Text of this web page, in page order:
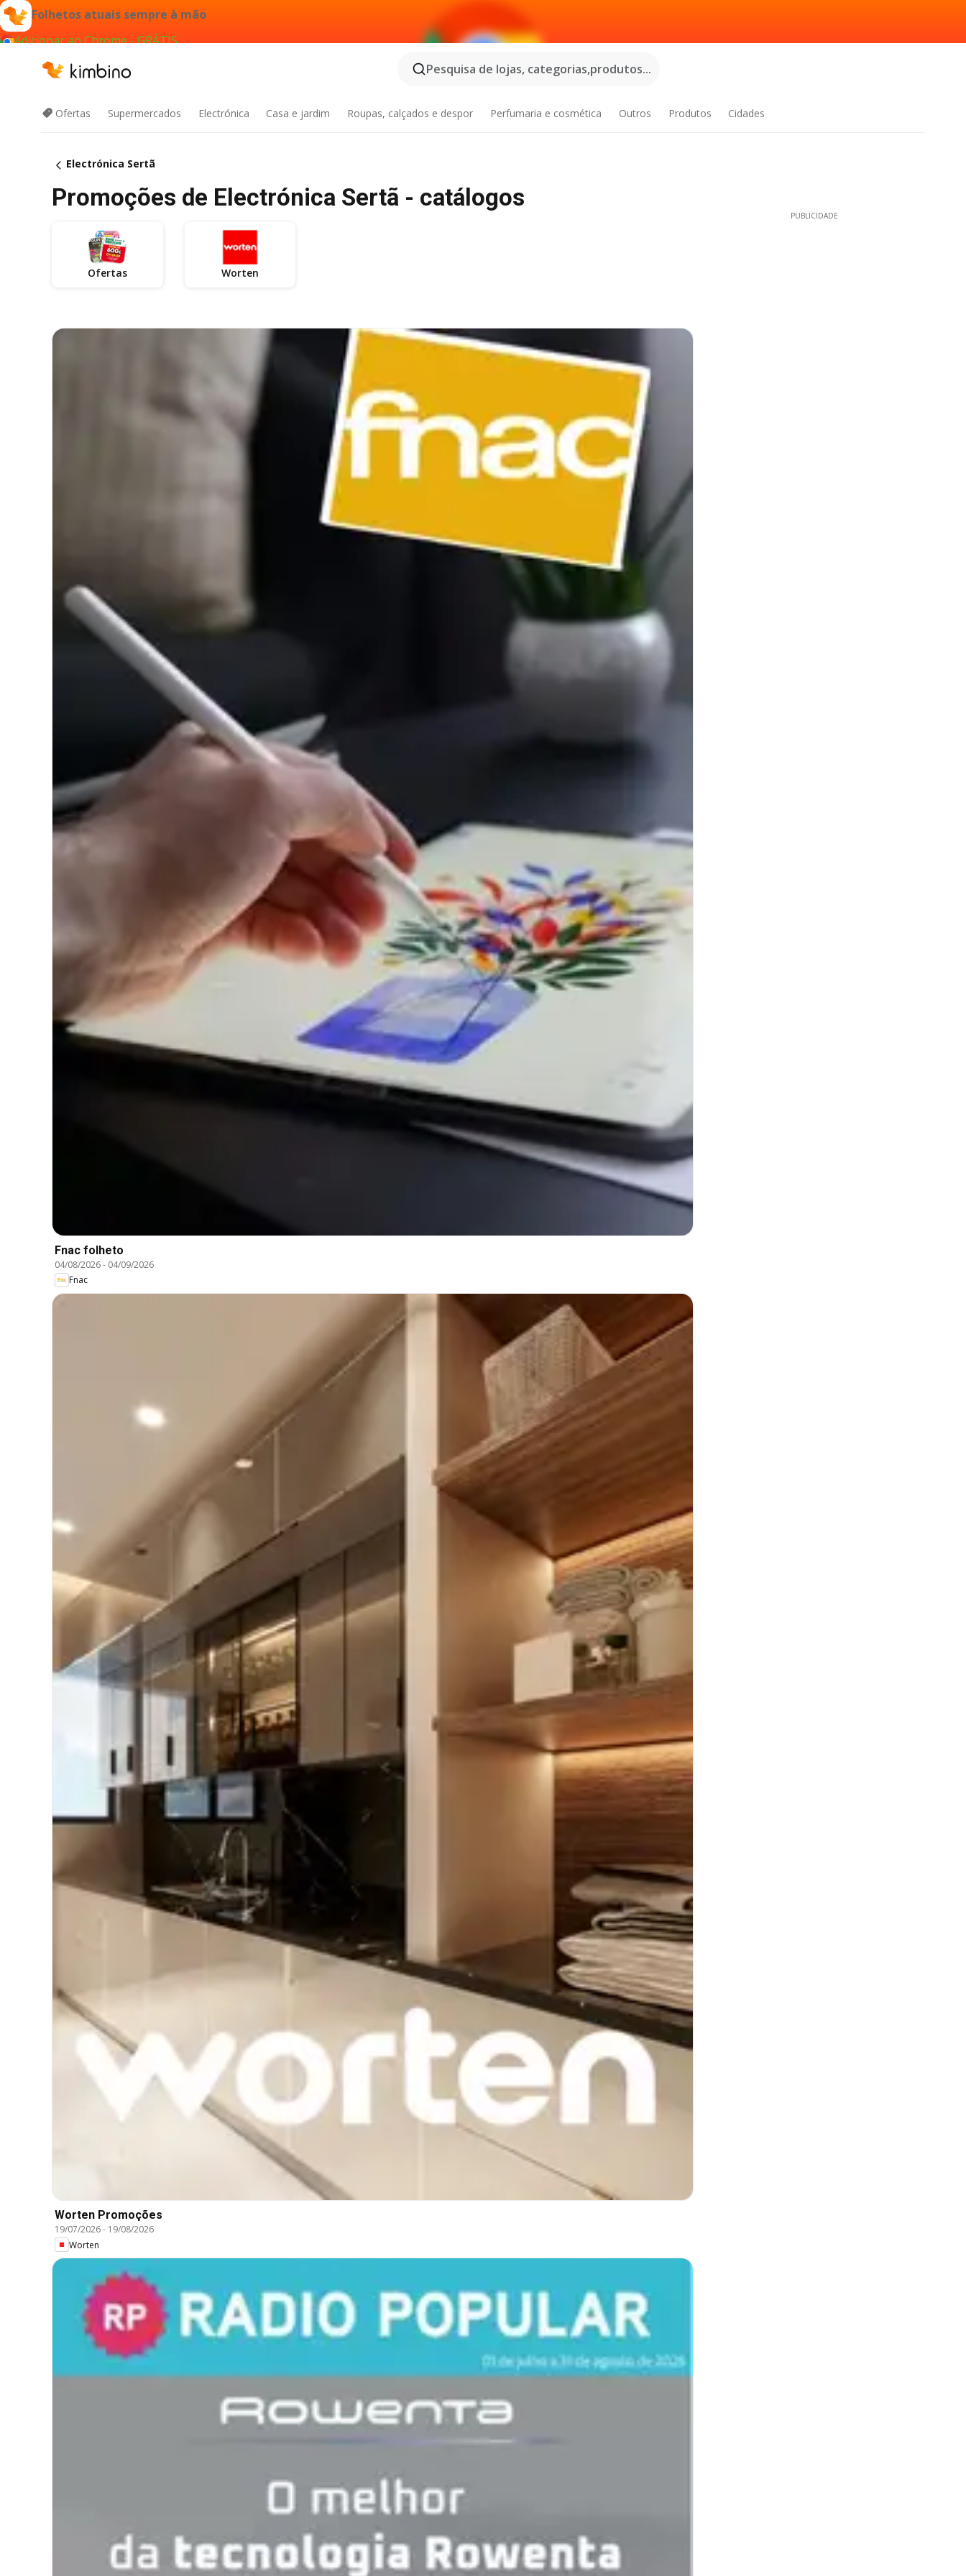
Folhetos atuais sempre à mão
Adicionar ao Chrome - GRÁTIS
Pesquisa de lojas, categorias,produtos...
Ofertas Supermercados Electrónica Casa e jardim Roupas, calçados e despor Perfumaria e cosmética Outros Produtos Cidades
Electrónica Sertã
Promoções de Electrónica Sertã - catálogos
Ofertas Worten
Fnac folheto
04/08/2026- 04/09/2026
Fnac
Worten Promoções
19/07/2026- 19/08/2026
Worten
PUBLICIDADE